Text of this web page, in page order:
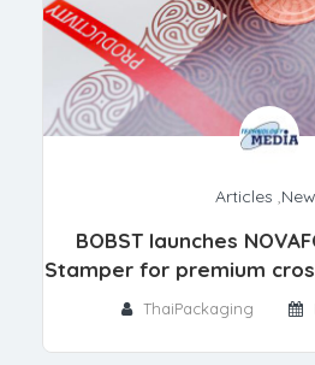
Articles ,
BOBST launches
Stamper for premium
ThaiPackaging